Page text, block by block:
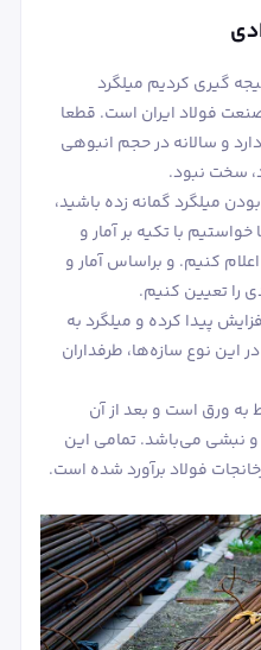
گیری کردیم میلگرد
فولاد ایران است. قطعا
و سالانه در حجم انبوهی
سخت نبود.
میلگرد گمانه زده باشید،
با تکیه بر آمار و
کنیم. و براساس آمار و
را تعیین کنیم.
پیدا کرده و میلگرد به
این نوع سازه‌ها، طرفداران
به ورق است و بعد از آن
نبشی می‌باشد. تمامی این
فولاد برآورد شده است.